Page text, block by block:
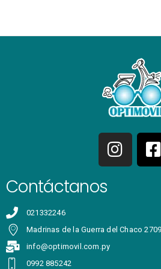
Contáctanos
021332246
Madrinas de la Guerra del Chaco
info@optimovil.com.py
0992 885242